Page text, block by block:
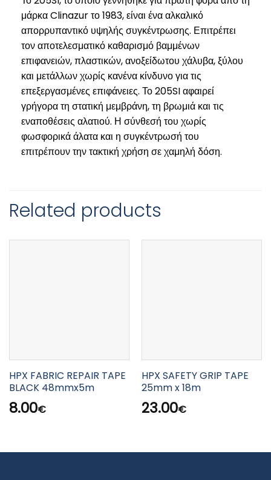
μάρκα Clinazur το 1983, είναι ένα αλκαλικό
απορρυπαντικό υψηλής συγκέντρωσης. Επιτρέπει
τον αποτελεσματικό καθαρισμό βαμμένων
επιφανειών, πλαστικών, ανοξείδωτου χάλυβα, ξύλου
και μετάλλων χωρίς κανένα κίνδυνο για τις
επεξεργασμένες επιφάνειες. Το 205SI αφαιρεί
γρήγορα τη στατική μεμβράνη, τη βρωμιά και τις
εναποθέσεις αλατιού. Η σύνθεσή του χωρίς
φωσφορικά άλατα και η συγκέντρωσή του
επιτρέπουν την τακτική χρήση σε χαμηλή δόση.
Related products
HPX FABRIC REPAIR TAPE
BLACK 48mmx5m
8.00€
HPX SAFETY GRIP TAPE
25mm x 18m
23.00€